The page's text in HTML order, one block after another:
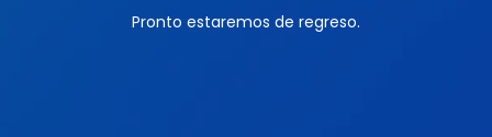
Pronto estaremos de regreso.